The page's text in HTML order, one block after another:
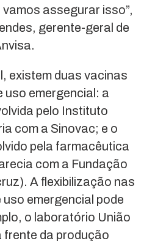
assegurar isso”,
gerente-geral de
existem duas vacinas
emergencial: a
pelo Instituto
com a Sinovac; e o
pela farmacêutica
com a Fundação
A flexibilização nas
emergencial pode
o laboratório União
frente da produção